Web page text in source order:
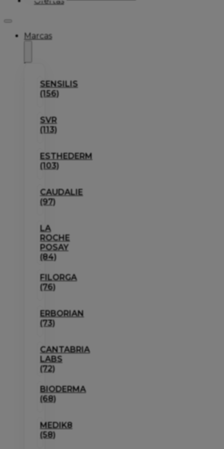
Marcas
SENSILIS
(156)
SVR
(113)
ESTHEDERM
(103)
CAUDALIE
(97)
LA
ROCHE
POSAY
(84)
FILORGA
(76)
ERBORIAN
(73)
CANTABRIA
LABS
(72)
BIODERMA
(68)
MEDIK8
(58)